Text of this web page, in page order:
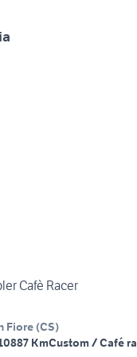
Cafè Racer
Fiore (CS)
KmCustom / Café